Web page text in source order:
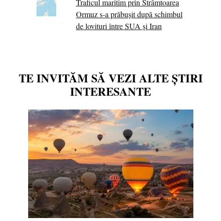
Ormuz s-a prăbușit după schimbul
de lovituri între SUA şi Iran
TE INVITĂM SĂ VEZI ALTE ȘTIRI
INTERESANTE